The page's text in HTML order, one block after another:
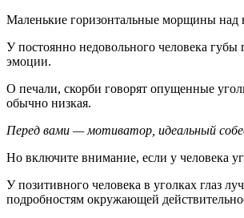
Маленькие горизонтальные морщины над
У постоянно недовольного человека
эмоции.
О печали, скорби говорят опущенные
обычно низкая.
Перед вами — мотиватор, идеальный
Но включите внимание, если у человека
У позитивного человека в уголках глаз
подробностям окружающей